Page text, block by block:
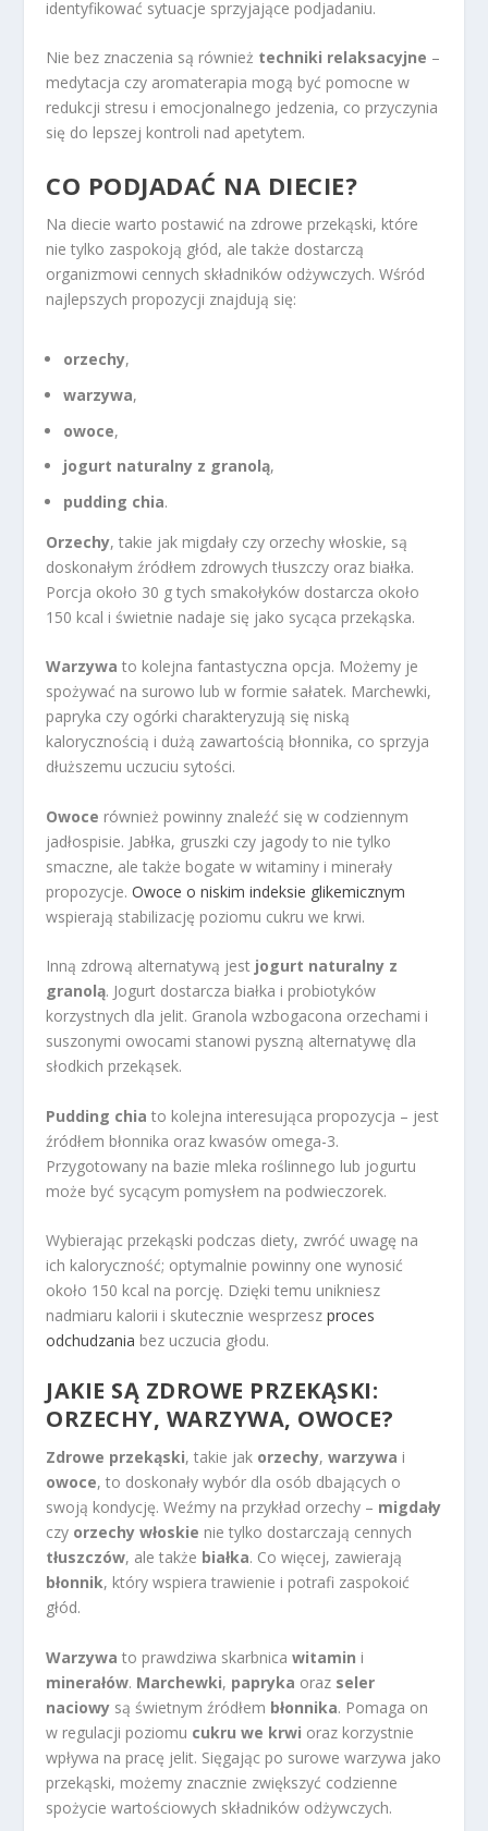
identyfikować sytuacje sprzyjające podjadaniu.
Nie bez znaczenia są również techniki relaksacyjne –
medytacja czy aromaterapia mogą być pomocne w
redukcji stresu i emocjonalnego jedzenia, co przyczynia
się do lepszej kontroli nad apetytem.
CO PODJADAĆ NA DIECIE?
Na diecie warto postawić na zdrowe przekąski, które
nie tylko zaspokoją głód, ale także dostarczą
organizmowi cennych składników odżywczych. Wśród
najlepszych propozycji znajdują się:
orzechy,
warzywa,
owoce,
jogurt naturalny z granolą,
pudding chia.
Orzechy, takie jak migdały czy orzechy włoskie, są
doskonałym źródłem zdrowych tłuszczy oraz białka.
Porcja około 30 g tych smakołyków dostarcza około
150 kcal i świetnie nadaje się jako sycąca przekąska.
Warzywa to kolejna fantastyczna opcja. Możemy je
spożywać na surowo lub w formie sałatek. Marchewki,
papryka czy ogórki charakteryzują się niską
kalorycznością i dużą zawartością błonnika, co sprzyja
dłuższemu uczuciu sytości.
Owoce również powinny znaleźć się w codziennym
jadłospisie. Jabłka, gruszki czy jagody to nie tylko
smaczne, ale także bogate w witaminy i minerały
propozycje.Owoce o niskim indeksie glikemicznym
wspierają stabilizację poziomu cukru we krwi.
Inną zdrową alternatywą jest jogurt naturalny z
granolą. Jogurt dostarcza białka i probiotyków
korzystnych dla jelit. Granola wzbogacona orzechami i
suszonymi owocami stanowi pyszną alternatywę dla
słodkich przekąsek.
Pudding chia to kolejna interesująca propozycja – jest
źródłem błonnika oraz kwasów omega-3.
Przygotowany na bazie mleka roślinnego lub jogurtu
może być sycącym pomysłem na podwieczorek.
Wybierając przekąski podczas diety, zwróć uwagę na
ich kaloryczność; optymalnie powinny one wynosić
około 150 kcal na porcję. Dzięki temu unikniesz
nadmiaru kalorii i skutecznie wesprzeszproces
odchudzania bez uczucia głodu.
JAKIE SĄ ZDROWE PRZEKĄSKI:
ORZECHY, WARZYWA, OWOCE?
Zdrowe przekąski, takie jak orzechy,warzywa i
owoce, to doskonały wybór dla osób dbających o
swoją kondycję. Weźmy na przykład orzechy – migdały
czy orzechy włoskie nie tylko dostarczają cennych
tłuszczów, ale także białka. Co więcej, zawierają
błonnik, który wspiera trawienie i potrafi zaspokoić
głód.
Warzywa to prawdziwa skarbnicawitamin i
minerałów. Marchewki, papryka oraz seler
naciowy są świetnym źródłem błonnika. Pomaga on
w regulacji poziomu cukru we krwi oraz korzystnie
wpływa na pracę jelit. Sięgając po surowe warzywa jako
przekąski, możemy znacznie zwiększyć codzienne
spożycie wartościowych składników odżywczych.